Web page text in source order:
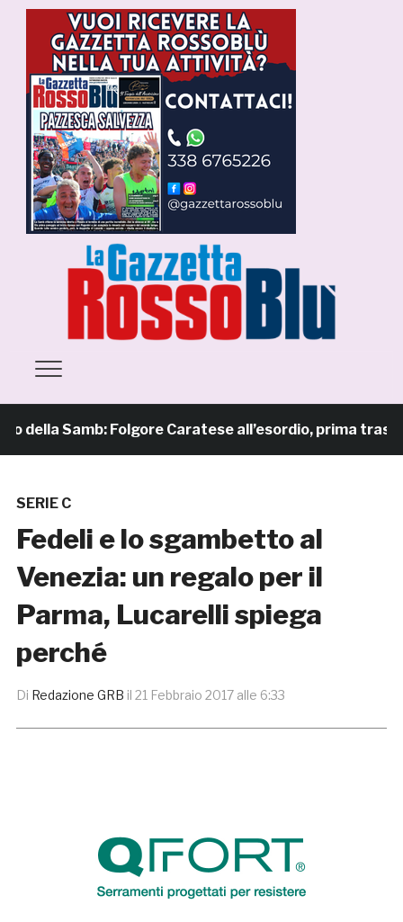
Samb: Folgore Caratese all’esordio, prima trasferta
SERIE C
Fedeli e lo sgambetto al
Venezia: un regalo per il
Parma, Lucarelli spiega
perché
Di Redazione GRB il 21 Febbraio 2017 alle 6:33